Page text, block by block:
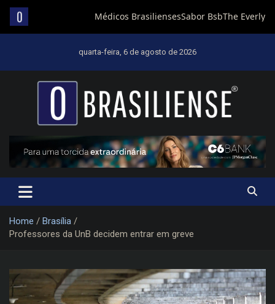
quarta-feira, 6 de agosto de 2026
Um diário de notícias que trabalha por Brasília
Home
Brasília
Professores da UnB decidem entrar em greve